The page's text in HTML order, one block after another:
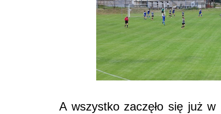
A wszystko zaczęło się już